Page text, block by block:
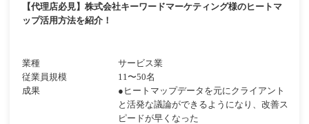
【代理店必見】株式会社キーワードマーケティング様のヒートマ
ップ活用方法を紹介！
業種
サービス業
従業員規模
11〜50名
成果
●ヒートマップデータを元にクライアント
と活発な議論ができるようになり、改善ス
ピードが早くなった